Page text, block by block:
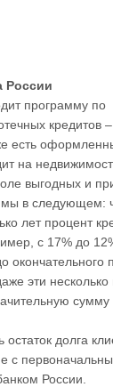
России
программу по
кредитов –
есть
на
выгодных и
в следующем:
лет процент
с 17% до
окончательного
эти
долга
с
России.